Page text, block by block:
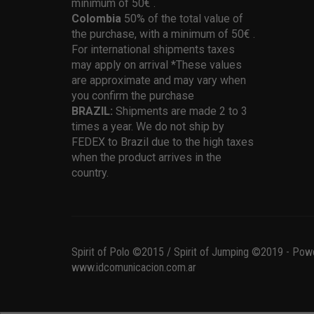
minimum of 50€ .
Colombia 50% of the total value of
the purchase, with a minimum of 50€ .
For international shipments taxes
may apply on arrival *These values
are approximate and may vary when
you confirm the purchase
BRAZIL: Shipments are made 2 to 3
times a year. We do not ship by
FEDEX to Brazil due to the high taxes
when the product arrives in the
country.
Spirit of Polo ©2015 / Spirit of Jumping ©2019 -
www.idcomunicacion.com.ar